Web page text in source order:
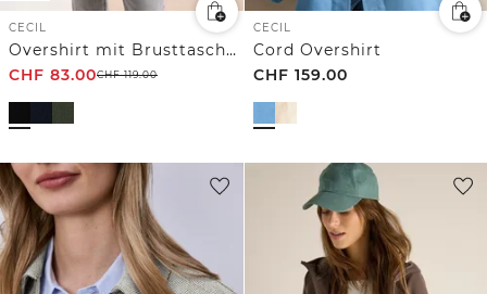
CECIL
Overshirt mit Brusttaschen und Struktur
CHF 83.00CHF119.00
CECIL
Cord Overshirt
CHF 159.00